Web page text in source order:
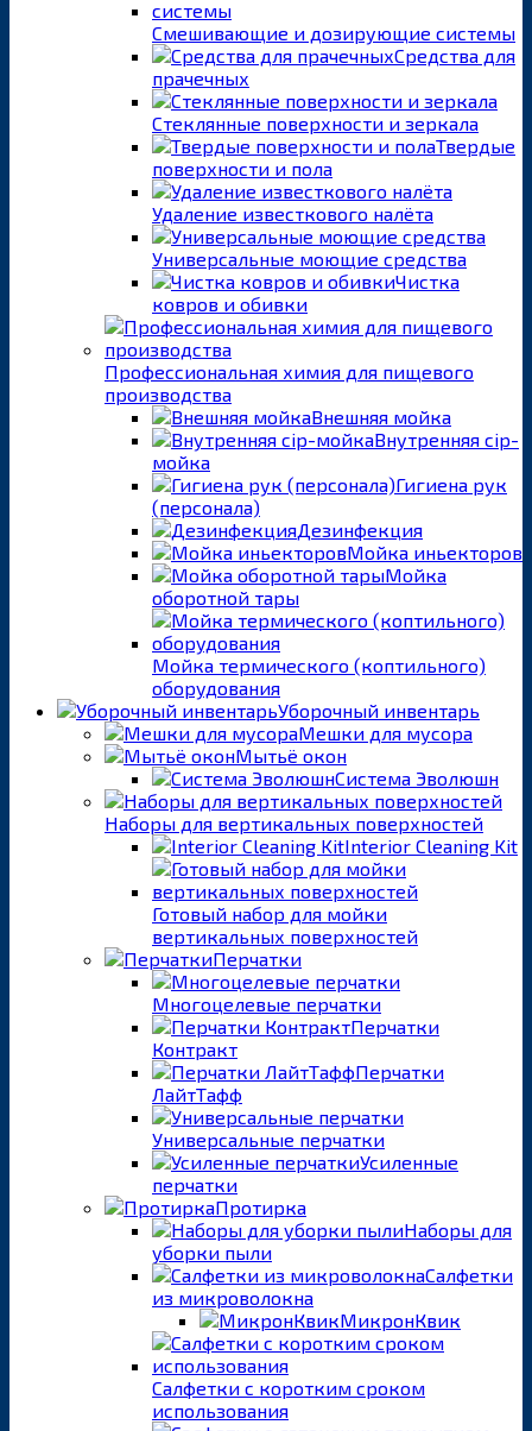
Смешивающие и дозирующие системы
Средства для
прачечных
Стеклянные поверхности и зеркала
Твердые
поверхности и пола
Удаление известкового налёта
Универсальные моющие средства
Чистка
ковров и обивки
Профессиональная химия для пищевого
производства
Внешняя мойка
Внутренняя cip-
мойка
Гигиена рук
(персонала)
Дезинфекция
Мойка иньекторов
Мойка
оборотной тары
Мойка термического (коптильного)
оборудования
Уборочный инвентарь
Мешки для мусора
Мытьё окон
Система Эволюшн
Наборы для вертикальных поверхностей
Interior Cleaning Kit
Готовый набор для мойки
вертикальных поверхностей
Перчатки
Многоцелевые перчатки
Перчатки
Контракт
Перчатки
ЛайтТафф
Универсальные перчатки
Усиленные
перчатки
Протирка
Наборы для
уборки пыли
Салфетки
из микроволокна
МикронКвик
Салфетки с коротким сроком
использования